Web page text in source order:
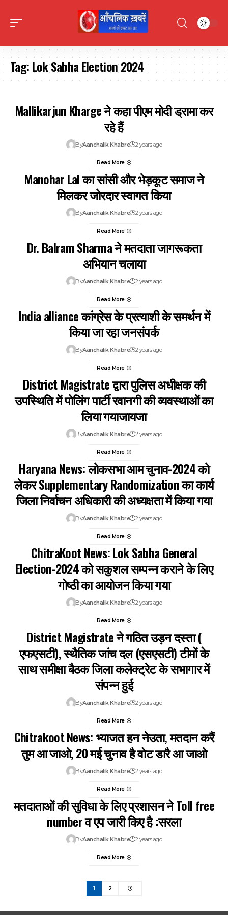
Tag:Lok Sabha Election 2024
Mallikarjun Kharge ने कहा पीएम मोदी ड्रामा कर
रहे हैं
ByAanchalik Khabre 2 years ago
Read More
Manohar Lal का सांसी और भेड़कूट समाज ने
मिलकर जोरदार स्वागत किया
ByAanchalik Khabre 2 years ago
Read More
Dr. Balram Sharma ने मतदाता जागरूकता
अभियान चलाया
ByAanchalik Khabre 2 years ago
Read More
India alliance कांग्रेस के प्रत्याशी के समर्थन में
किया जा रहा जनसंपर्क
ByAanchalik Khabre 2 years ago
Read More
District Magistrate द्वारा पुलिस अधीक्षक की
उपस्थिति में पोलिंग पार्टी रवानगी की व्यवस्थाओं का
लिया गयाजायजा
ByAanchalik Khabre 2 years ago
Read More
Haryana News: लोकसभा आम चुनाव-2024 को
लेकर Supplementary Randomization का कार्य
जिला निर्वाचन अधिकारी की अध्यक्षता में किया गया
ByAanchalik Khabre 2 years ago
Read More
ChitraKoot News: Lok Sabha General
Election-2024 को सकुशल सम्पन्न कराने के लिए
गोष्ठी का आयोजन किया गया
ByAanchalik Khabre 2 years ago
Read More
District Magistrate ने गठित उड़न दस्ता (
एफएसटी), स्थैतिक जांच दल (एसएसटी) टीमों के
साथ समीक्षा बैठक जिला कलेक्ट्रेट के सभागार में
संपन्न हुई
ByAanchalik Khabre 2 years ago
Read More
Chitrakoot News: भ्याजत हन नेउता, मतदान करैं
तुम आ जाओ, 20 मई चुनाव है वोट डारै आ जाओ
ByAanchalik Khabre 2 years ago
Read More
मतदाताओं की सुविधा के लिए प्रशासन ने Toll free
number व एप जारी किए है :सरला
ByAanchalik Khabre 2 years ago
Read More
1 2